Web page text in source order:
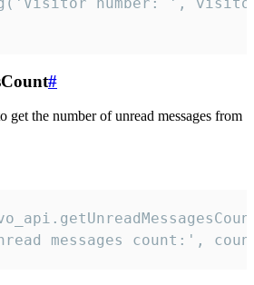
#
get the number of unread messages from
messages count:',